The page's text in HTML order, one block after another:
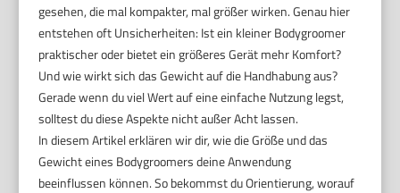
gesehen, die mal kompakter, mal größer wirken. Genau hier
entstehen oft Unsicherheiten: Ist ein kleiner Bodygroomer
praktischer oder bietet ein größeres Gerät mehr Komfort?
Und wie wirkt sich das Gewicht auf die Handhabung aus?
Gerade wenn du viel Wert auf eine einfache Nutzung legst,
solltest du diese Aspekte nicht außer Acht lassen.
In diesem Artikel erklären wir dir, wie die Größe und das
Gewicht eines Bodygroomers deine Anwendung
beeinflussen können. So bekommst du Orientierung, worauf